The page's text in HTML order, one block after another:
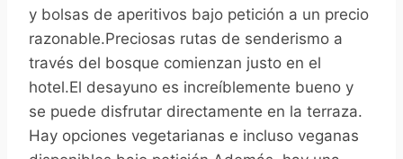
y bolsas de aperitivos bajo petición a un precio
razonable.Preciosas rutas de senderismo a
través del bosque comienzan justo en el
hotel.El desayuno es increíblemente bueno y
se puede disfrutar directamente en la terraza.
Hay opciones vegetarianas e incluso veganas